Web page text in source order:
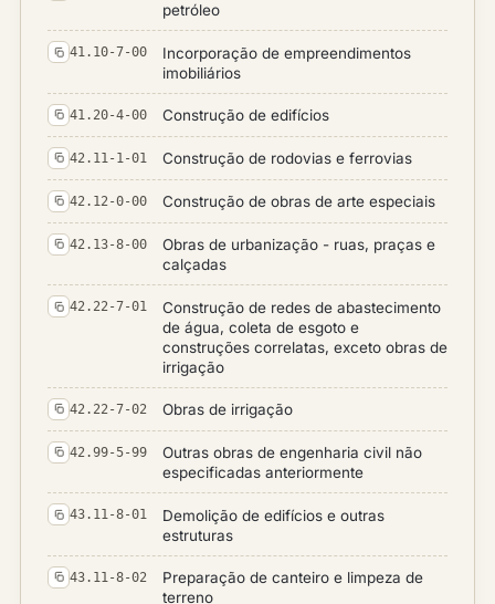
petróleo
41.10-7-00
Incorporação de empreendimentos
imobiliários
41.20-4-00 Construção de edifícios
42.11-1-01 Construção de rodovias e ferrovias
42.12-0-00 Construção de obras de arte especiais
42.13-8-00
Obras de urbanização - ruas, praças e
calçadas
42.22-7-01
Construção de redes de abastecimento
de água, coleta de esgoto e
construções correlatas, exceto obras de
irrigação
42.22-7-02 Obras de irrigação
42.99-5-99
Outras obras de engenharia civil não
especificadas anteriormente
43.11-8-01
Demolição de edifícios e outras
estruturas
43.11-8-02
Preparação de canteiro e limpeza de
terreno